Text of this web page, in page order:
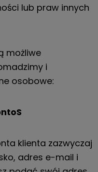
lub praw innych
możliwe
i
osobowe:
S
klienta zazwyczaj
adres e-mail i